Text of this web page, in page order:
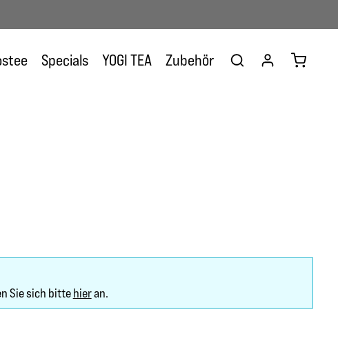
Specials YOGI TEA Zubehör
Sie sich bittehieran.